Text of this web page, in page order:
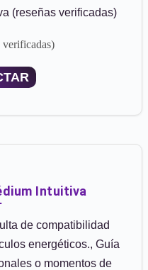
(reseñas verificadas)
verificadas)
Intuitiva
de compatibilidad
energéticos., Guía
o momentos de